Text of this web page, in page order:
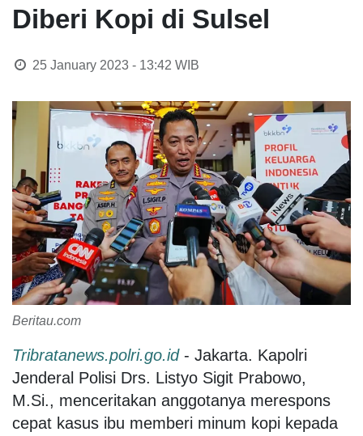
Diberi Kopi di Sulsel
25 January 2023 - 13:42 WIB
Beritau.com
Tribratanews.polri.go.id - Jakarta. Kapolri
Jenderal Polisi Drs. Listyo Sigit Prabowo,
M.Si., menceritakan anggotanya merespons
cepat kasus ibu memberi minum kopi kepada